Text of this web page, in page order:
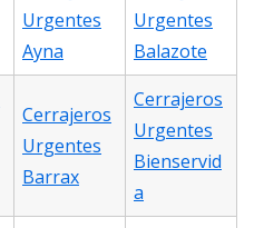
Urgentes
Ayna
Urgentes
Balazote
Cerrajeros
Urgentes
Barrax
Cerrajeros
Urgentes
Bienservid
a